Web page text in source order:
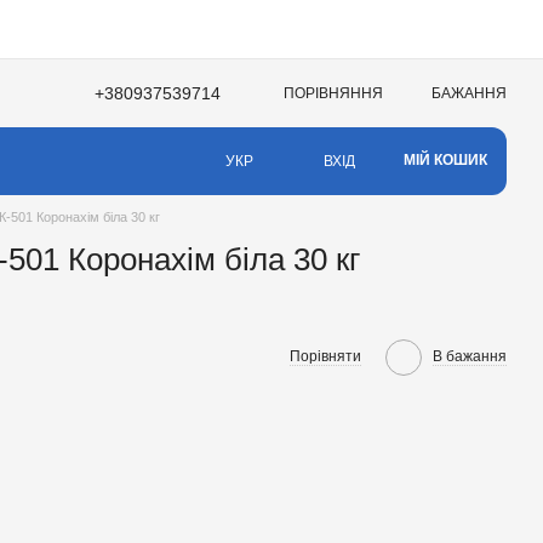
+380937539714 ПОРІВНЯННЯ БАЖАННЯ
УКР ВХІД МІЙ КОШИК
501 Коронахім біла 30 кг
Коронахім біла 30 кг
Порівняти В бажання